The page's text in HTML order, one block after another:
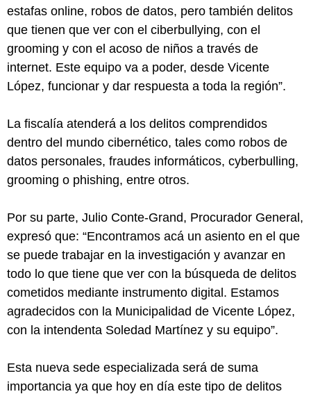
estafas online, robos de datos, pero también delitos
que tienen que ver con el ciberbullying, con el
grooming y con el acoso de niños a través de
internet. Este equipo va a poder, desde Vicente
López, funcionar y dar respuesta a toda la región”.
La fiscalía atenderá a los delitos comprendidos
dentro del mundo cibernético, tales como robos de
datos personales, fraudes informáticos, cyberbulling,
grooming o phishing, entre otros.
Por su parte, Julio Conte-Grand, Procurador General,
expresó que: “Encontramos acá un asiento en el que
se puede trabajar en la investigación y avanzar en
todo lo que tiene que ver con la búsqueda de delitos
cometidos mediante instrumento digital. Estamos
agradecidos con la Municipalidad de Vicente López,
con la intendenta Soledad Martínez y su equipo”.
Esta nueva sede especializada será de suma
importancia ya que hoy en día este tipo de delitos